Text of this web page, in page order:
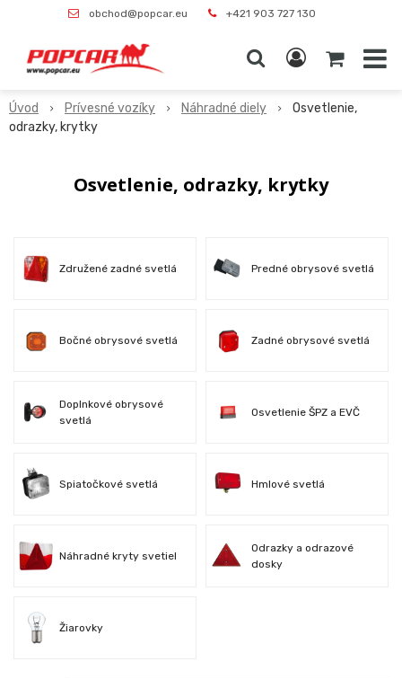
obchod@popcar.eu +421 903 727 130
Úvod Prívesné vozíky Náhradné diely
Osvetlenie,
odrazky, krytky
Osvetlenie, odrazky, krytky
Združené zadné svetlá Predné obrysové svetlá
Bočné obrysové svetlá Zadné obrysové svetlá
Doplnkové obrysové
svetlá
Osvetlenie ŠPZ a EVČ
Spiatočkové svetlá Hmlové svetlá
Náhradné kryty svetiel
Odrazky a odrazové
dosky
Žiarovky